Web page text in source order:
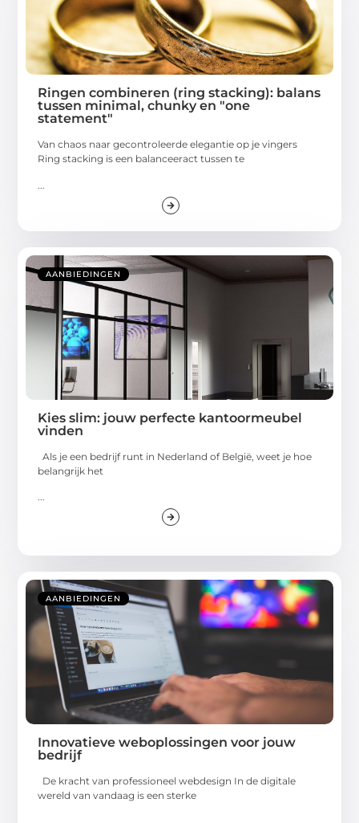
Ringen combineren (ring stacking): balans
tussen minimal, chunky en "one
statement"
Van chaos naar gecontroleerde elegantie op je vingers
Ring stacking is een balanceeract tussen te
AANBIEDINGEN
Kies slim: jouw perfecte kantoormeubel
vinden
Als je een bedrijf runt in Nederland of België, weet je hoe
belangrijk het
...
AANBIEDINGEN
Innovatieve weboplossingen voor jouw
bedrijf
De kracht van professioneel webdesign In de digitale
wereld van vandaag is een sterke